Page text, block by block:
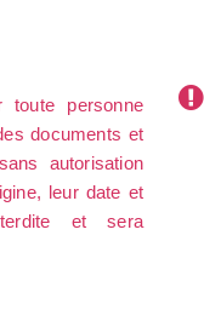
toute personne
documents et
autorisation
leur date et
et sera